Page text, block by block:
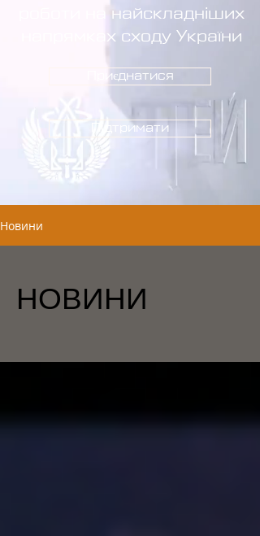
роботи на найскладніших
напрямках сходу України
Приєднатися
Підтримати
Новини
НОВИНИ